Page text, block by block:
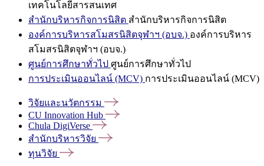
เทคโนโลยีสารสนเทศ
สำนักบริหารกิจการนิสิต สำนักบริหารกิจการนิสิต
องค์การบริหารสโมสรนิสิตจุฬาฯ (อบจ.) องค์การบริหาร
สโมสรนิสิตจุฬาฯ (อบจ.)
ศูนย์การศึกษาทั่วไป ศูนย์การศึกษาทั่วไป
การประเมินออนไลน์ (MCV) การประเมินออนไลน์ (MCV)
วิจัยและนวัตกรรม
CU Innovation Hub
Chula DigiVerse
สำนักบริหารวิจัย
ทุนวิจัย